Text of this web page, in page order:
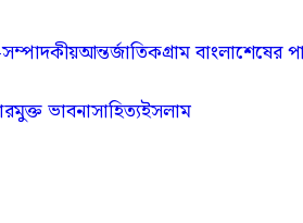
আন্তর্জাতিকগ্রাম বাংলাশেষের
মুক্ত ভাবনাসাহিত্যইসলাম